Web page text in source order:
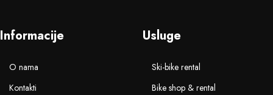
Informacije
O nama
Kontakti
Usluge
Ski-bike rental
Bike shop & rental